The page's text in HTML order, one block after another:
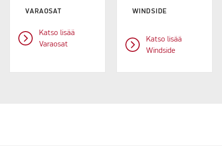
VARAOSAT
Katso lisää
Varaosat
WINDSIDE
Katso lisää
Windside